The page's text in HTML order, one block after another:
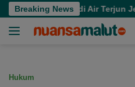
Langsung
ke
Breaking News
di Air Terjun
Hukum